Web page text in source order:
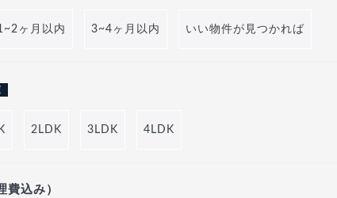
ヶ月以内 3~4ヶ月以内 いい物件が見つかれば
2LDK 3LDK 4LDK
費込み）